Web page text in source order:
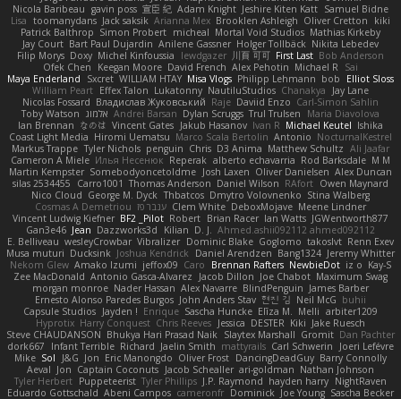
Nicola Baribeau gavin poss 宣臣 紀 Adam Knight Jeshire Kiten Katt Samuel Bidne
Lisa toomanydans Jack saksik Arianna Mex Brooklen Ashleigh Oliver Cretton
kiki
Patrick Balthrop Simon Probert micheal Mortal Void Studios Mathias Kirkeby
Jay Court Bart Paul Dujardin Anilene Gassner Holger Tollbäck Nikita Lebedev
Filip Morys Doxy Michel Kinfoussia lewdgazer 川頁 可可 First Last Bob Anderson
Ofek Chen
Keegan Moore David French Alex Pehotin Michael R
Sai
Maya Enderland
Sxcret WILLIAM HTAY Misa Vlogs Philipp Lehmann bob
Elliot Sloss
William Peart Effex Talon Lukatonny NautiluStudios Chanakya
Jay Lane
Nicolas Fossard Владислав Жуковський Raje Daviid Enzo Carl-Simon Sahlin
Toby Watson אלמוג Andrei Barsan Dylan Scruggs Trul Trulsen
Maria Diavolova
Ian Brennan なのは Vincent Gates Jakub Hasanov Ivan R Michael Keutel Ishika
Coast Light Media Hiromi Uematsu Marco Scala Bertolin Antonio NocturnalKestrel
Markus Trappe Tyler Nichols penguin Chris D3 Anima Matthew Schultz Ali Jaafar
Cameron A Miele Илья Несенюк Reperak alberto echavarria Rod Barksdale M M
Martin Kempster Somebodyoncetoldme Josh Laxen Oliver Danielsen Alex Duncan
silas 2534455
Carro1001 Thomas Anderson Daniel Wilson RAfort Owen Maynard
Nico Cloud George M. Dyck Thbatcos Dmytro Volovnenko Stina Walberg
Cosmas A Demetriou ענבר פז Clem White DeboxMojave Meene Lindner
Vincent Ludwig Kiefner BF2 _Pilot Robert Brian Racer Ian Watts JGWentworth877
Gan3e46 Jean Dazzworks3d Kilian D. J. Ahmed.ashii092112 ahmed092112
E. Belliveau wesleyCrowbar Vibralizer Dominic Blake Goglomo takoslvt Renn Exev
Musa muturi Ducksink Joshua Kendrick Daniel Arendzen Bang1324 Jeremy Whitter
Nekom Glew Amako Izumi jeffox09 Caro Brennan Rafters NewbieDot iz o Kay-S
Zee MacDonald Antonio Gasca-Alvarez Jacob Dillon Joe Chabot Maximum Swag
morgan monroe Nader Hassan Alex Navarre BlindPenguin James Barber
Ernesto Alonso Paredes Burgos John Anders Stav 현진 김 Neil McG buhii
Capsule Studios Jayden ! Enrique Sascha Huncke Elīza M. Melli arbiter1209
Hyprotix Harry Conquest Chris Reeves Jessica DESTER Kiki Jake Ruesch
Steve CHAUDANSON Bhukya Hari Prasad Naik Slaytex Marshall Gromit Dan Pachter
dork667
Infant Terrible Richard Jaelin Smith mattyrails Carl Schwerin
Joeri Lefévre
Mike Sol J&G Jon Eric Manongdo Oliver Frost DancingDeadGuy Barry Connolly
Aeval Jon Captain Coconuts Jacob Schealler ari-goldman Nathan Johnson
Tyler Herbert Puppeteerist Tyler Phillips J.P. Raymond hayden harry NightRaven
Eduardo Gottschald Abeni Campos cameronfr Dominick Joe Young Sascha Becker